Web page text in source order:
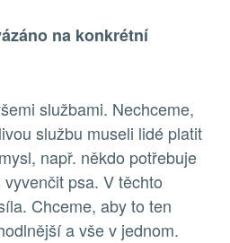
na konkrétní
službami. Nechceme,
službu museli lidé platit
např. někdo potřebuje
psa. V těchto
Chceme, aby to ten
a vše v jednom.